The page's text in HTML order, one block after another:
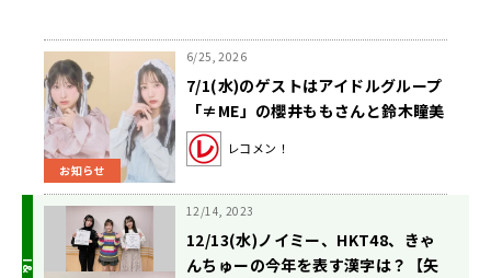
お知らせ
6/25, 2026
7/1(水)のゲストはアイドルグループ
「≠ME」の櫻井ももさんと鈴木瞳美
さんです！【矢吹奈子のレコメ
ン！】
レコメン！
12/14, 2023
12/13(水)ノイミー、HKT48、きゃ
んちゅーの今年を表す漢字は？【矢